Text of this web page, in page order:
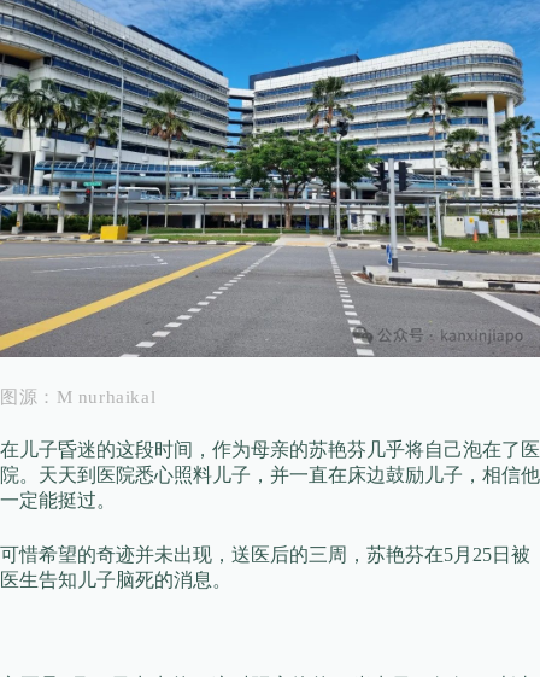
图源：M nurhaikal
在儿子昏迷的这段时间，作为母亲的苏艳芬几乎将自己泡在了医
院。天天到医院悉心照料儿子，并一直在床边鼓励儿子，相信他
一定能挺过。
可惜希望的奇迹并未出现，送医后的三周，苏艳芬在5月25日被
医生告知儿子脑死的消息。